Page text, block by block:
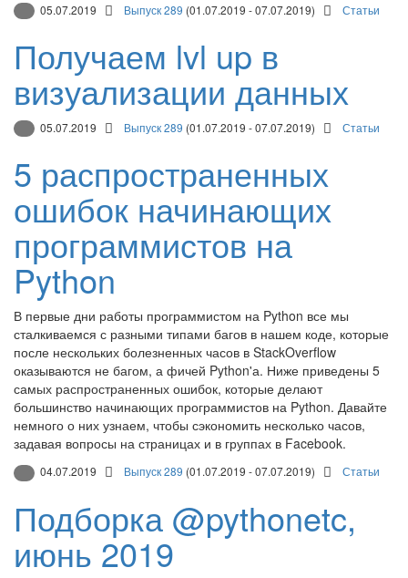
05.07.2019 Выпуск 289 (01.07.2019 - 07.07.2019) Статьи
Получаем lvl up в
визуализации данных
05.07.2019 Выпуск 289 (01.07.2019 - 07.07.2019) Статьи
5 распространенных
ошибок начинающих
программистов на
Python
В первые дни работы программистом на Python все мы
сталкиваемся с разными типами багов в нашем коде, которые
после нескольких болезненных часов в StackOverflow
оказываются не багом, а фичей Python'а. Ниже приведены 5
самых распространенных ошибок, которые делают
большинство начинающих программистов на Python. Давайте
немного о них узнаем, чтобы сэкономить несколько часов,
задавая вопросы на страницах и в группах в Facebook.
04.07.2019 Выпуск 289 (01.07.2019 - 07.07.2019) Статьи
Подборка @pythonetc,
июнь 2019